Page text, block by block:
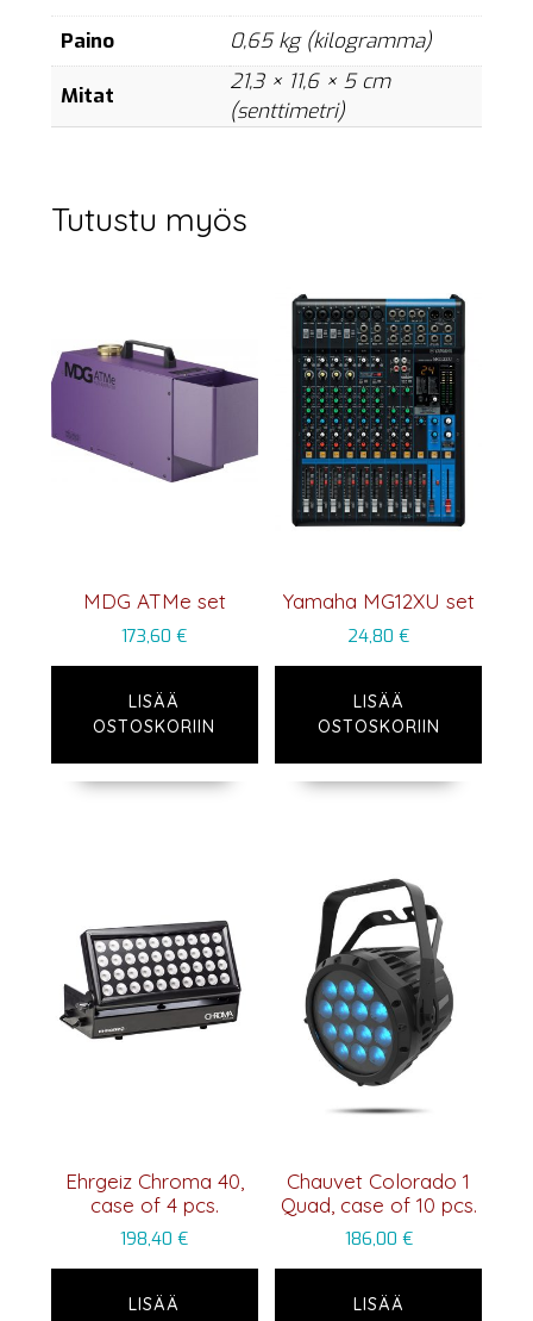
Paino
0,65 kg (kilogramma)
Mitat
21,3 × 11,6 × 5 cm
(senttimetri)
Tutustu myös
MDG ATMe set
173,60€
LISÄÄ
OSTOSKORIIN
Yamaha MG12XU set
24,80€
LISÄÄ
OSTOSKORIIN
Ehrgeiz Chroma 40,
case of 4 pcs.
198,40€
LISÄÄ
Chauvet Colorado 1
Quad, case of 10 pcs.
186,00 €
LISÄÄ